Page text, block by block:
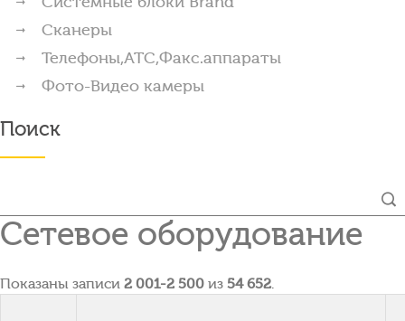
Сканеры
Телефоны,АТС,Факс.аппараты
Фото-Видео камеры
Поиск
Сетевое оборудование
Показаны записи 2 001-2 500 из 54 652.